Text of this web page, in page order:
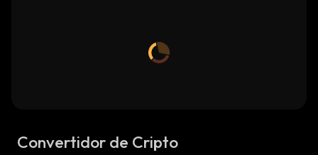
Convertidor de Cripto